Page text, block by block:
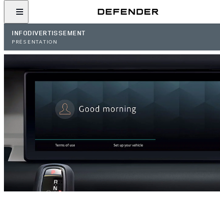
INFODIVERTISSEMENT
PRÉSENTATION